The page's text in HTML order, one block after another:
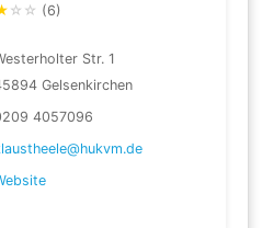
☆ ☆ (6)
Str. 1
Gelsenkirchen
4057096